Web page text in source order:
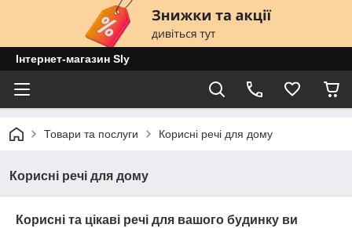
Інтернет-магазин Sly
Товари та послуги Корисні речі для дому
Корисні речі для дому
Корисні та цікаві речі для вашого будинку ви